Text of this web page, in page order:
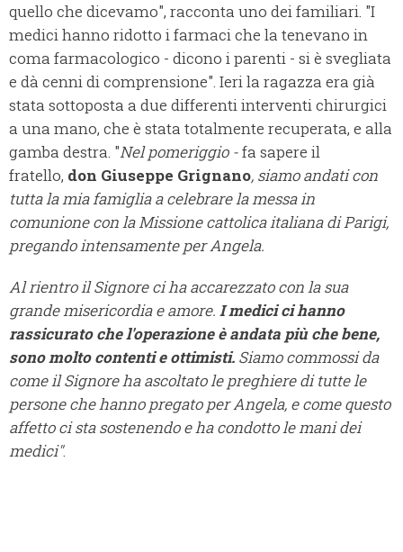
quello che dicevamo", racconta uno dei familiari. "I
medici hanno ridotto i farmaci che la tenevano in
coma farmacologico - dicono i parenti - si è svegliata
e dà cenni di comprensione". Ieri la ragazza era già
stata sottoposta a due differenti interventi chirurgici
a una mano, che è stata totalmente recuperata, e alla
gamba destra. "Nel pomeriggio -fa sapere il
fratello, don Giuseppe Grignano, siamo andati con
tutta la mia famiglia a celebrare la messa in
comunione con la Missione cattolica italiana di Parigi,
pregando intensamente per Angela.
Al rientro il Signore ci ha accarezzato con la sua
grande misericordia e amore. I medici ci hanno
rassicurato che l'operazione è andata più che bene,
sono molto contenti e ottimisti. Siamo commossi da
come il Signore ha ascoltato le preghiere di tutte le
persone che hanno pregato per Angela, e come questo
affetto ci sta sostenendo e ha condotto le mani dei
medici".